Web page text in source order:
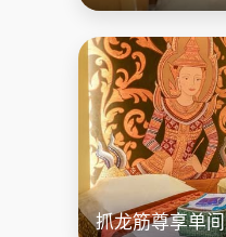
抓龙筋尊享单间